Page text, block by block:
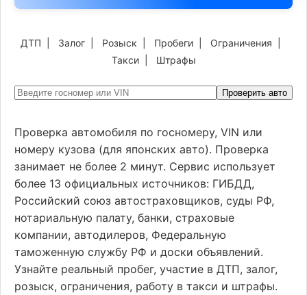
ДТП Залог Розыск Пробеги Ограничения
Такси| Штрафы
Проверить авто
Проверка автомобиля по госномеру, VIN или
номеру кузова (для японских авто). Проверка
занимает не более 2 минут. Сервис использует
более 13 официальных источников: ГИБДД,
Российский союз автостраховщиков, суды РФ,
нотариальную палату, банки, страховые
компании, автодилеров, Федеральную
таможенную службу РФ и доски объявлений.
Узнайте реальный пробег, участие в ДТП, залог,
розыск, ограничения, работу в такси и штрафы.